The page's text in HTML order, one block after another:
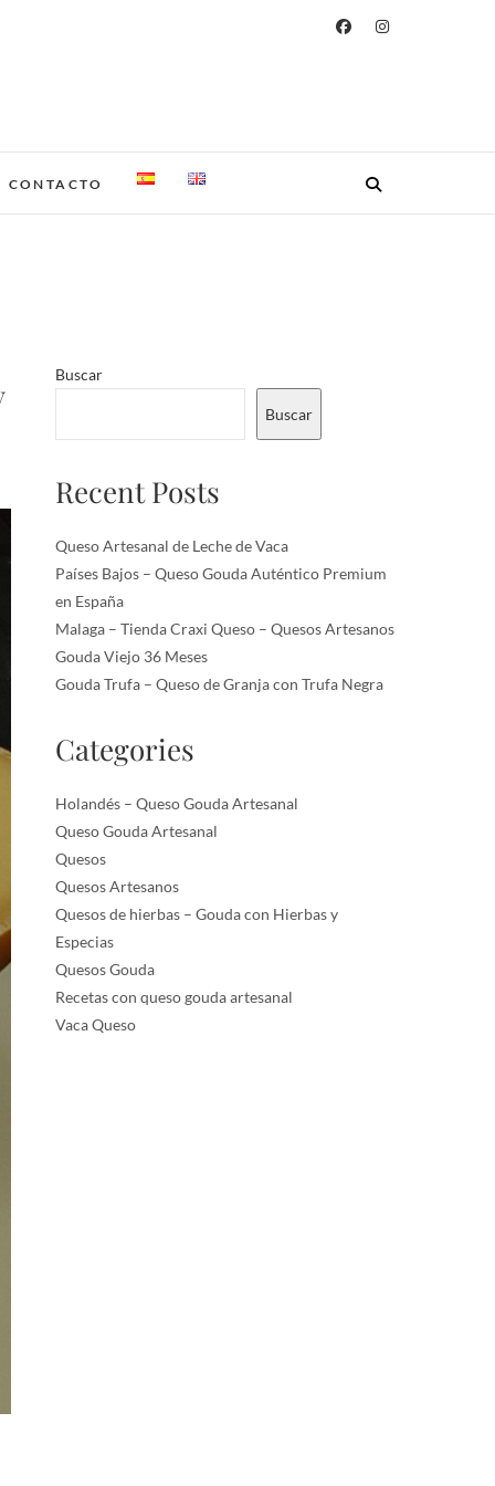
CONTACTO
Buscar
Buscar
Recent Posts
Queso Artesanal de Leche de Vaca
Países Bajos – Queso Gouda Auténtico Premium
en España
Malaga – Tienda Craxi Queso – Quesos Artesanos
Gouda Viejo 36 Meses
Gouda Trufa – Queso de Granja con Trufa Negra
Categories
Holandés – Queso Gouda Artesanal
Queso Gouda Artesanal
Quesos
Quesos Artesanos
Quesos de hierbas – Gouda con Hierbas y
Especias
Quesos Gouda
Recetas con queso gouda artesanal
Vaca Queso